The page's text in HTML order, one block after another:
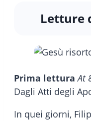
Letture
Prima letturaAt
Dagli Atti degli
In quei giorni,